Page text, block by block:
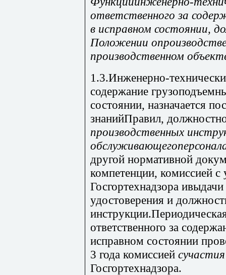
ответственного за
в исправном состоянии,
Положении
производственном
1.3.Инженерно-
содержание
состоянии, назначается
знанийПравил,
производственных
другой нормативной
компетенции, комиссией с
Госгортехнадзора
удостоверения и
ответственного за
исправном состоянии
3 года комиссией сучастия
Госгортехнадзора.